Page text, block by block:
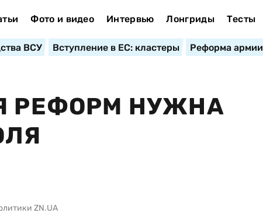
Фото и видео Интервью Лонгриды Тесты
ВСУ Вступление в ЕС: кластеры Реформа армии
РЕФОРМ НУЖНА
ZN.UA